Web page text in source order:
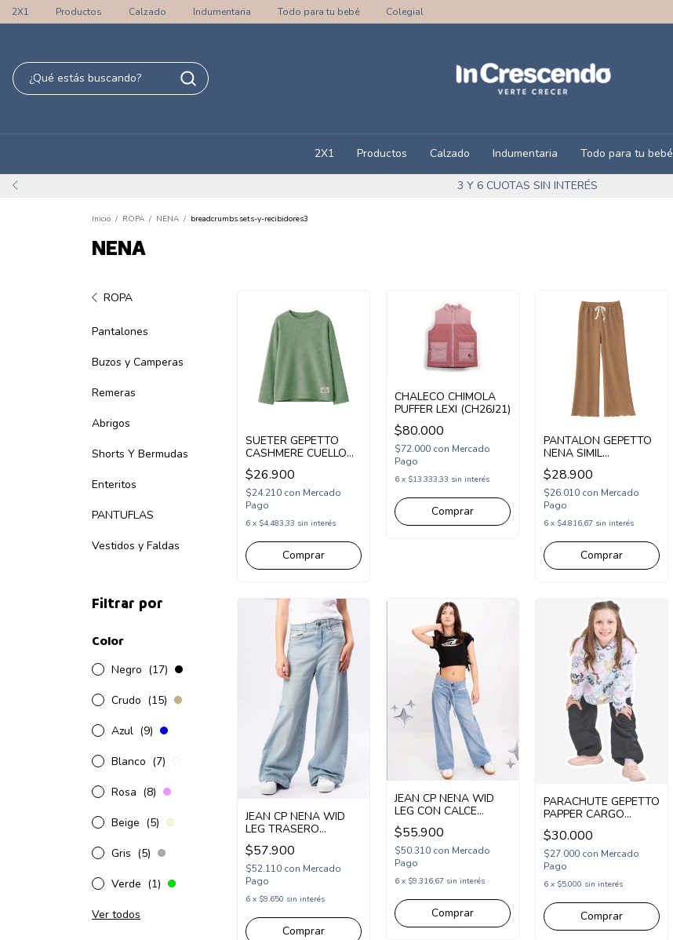
2X1 Productos Calzado Indumentaria Todo para tu bebé Colegial
3 Y 6 CUOTAS SIN INTERÉS
2X1 Productos Calzado Indumentaria Todo para tu bebé
Inicio / ROPA / NENA / breadcrumbs.sets-y-recibidores3
NENA
ROPA
Pantalones
Buzos y Camperas
Remeras
Abrigos
Shorts Y Bermudas
Enteritos
PANTUFLAS
Vestidos y Faldas
Filtrar por
Color
Negro (17)
Crudo (15)
Azul (9)
Blanco (7)
Rosa (8)
Beige (5)
Gris (5)
Verde (1)
Ver todos
SUETER GEPETTO
CASHMERE CUELLO
REDONDO
(GT295327)
$26.900
$24.210 con Mercado
Pago
6 x $4.483,33 sin interés
Comprar
CHALECO CHIMOLA
PUFFER LEXI (CH26J21)
$80.000
$72.000 con Mercado
Pago
6 x $13.333,33 sin interés
Comprar
PANTALON GEPETTO
NENA SIMIL
CORDEROY
(GT295340)
$28.900
$26.010 con Mercado
Pago
6 x $4.816,67 sin interés
Comprar
JEAN CP NENA WID
LEG TRASERO
ESTAMPA 23
(CP264401)
$57.900
$52.110 con Mercado
Pago
6 x $9.650 sin interés
Comprar
JEAN CP NENA WID
LEG CON CALCE
RELAJADO A LA
CADERA CON CINTO
(CP252407)
$55.900
$50.310 con Mercado
Pago
6 x $9.316,67 sin interés
Comprar
PARACHUTE GEPETTO
PAPPER CARGO
(GT255104)
$30.000
$27.000 con Mercado
Pago
6 x $5.000 sin interés
Comprar